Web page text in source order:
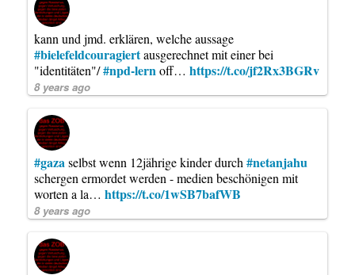
kann und jmd. erklären, welche aussage
#bielefeldcouragiertausgerechnet mit einer bei
"identitäten"/#npd-lernoff…https://t.co/jf2Rx3BGRv
8 years ago
#gazaselbst wenn 12jährige kinder durch#netanjahu
schergen ermordet werden - medien beschönigen mit
worten a la…https://t.co/1wSB7bafWB
8 years ago